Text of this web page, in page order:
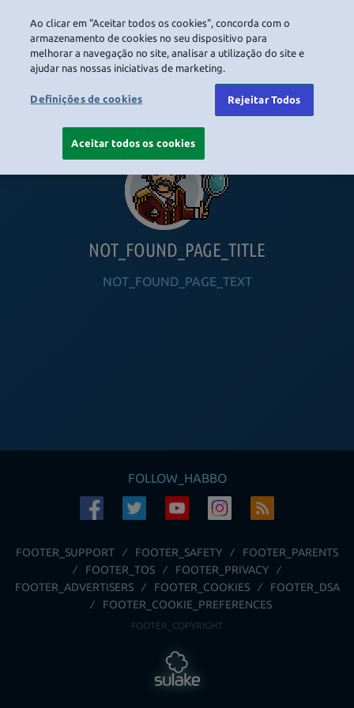
NOT_FOUND_PAGE_TITLE
NOT_FOUND_PAGE_TEXT
FOLLOW_HABBO
FOOTER_SUPPORT FOOTER_SAFETY
FOOTER_PARENTS
FOOTER_TOS
FOOTER_PRIVACY
FOOTER_ADVERTISERS
FOOTER_COOKIES
FOOTER_DSA
FOOTER_COOKIE_PREFERENCES
FOOTER_COPYRIGHT
Ao clicar em "Aceitar todos os cookies", concorda com o
armazenamento de cookies no seu dispositivo para
melhorar a navegação no site, analisar a utilização do site e
ajudar nas nossas iniciativas de marketing.
Definições de cookies Rejeitar Todos
Aceitar todos os cookies